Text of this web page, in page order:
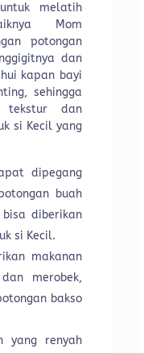
melatih
Mom
potongan
dan
kapan bayi
sehingga
tekstur dan
si Kecil yang
dipegang
buah
diberikan
si Kecil.
makanan
merobek,
bakso
yang renyah